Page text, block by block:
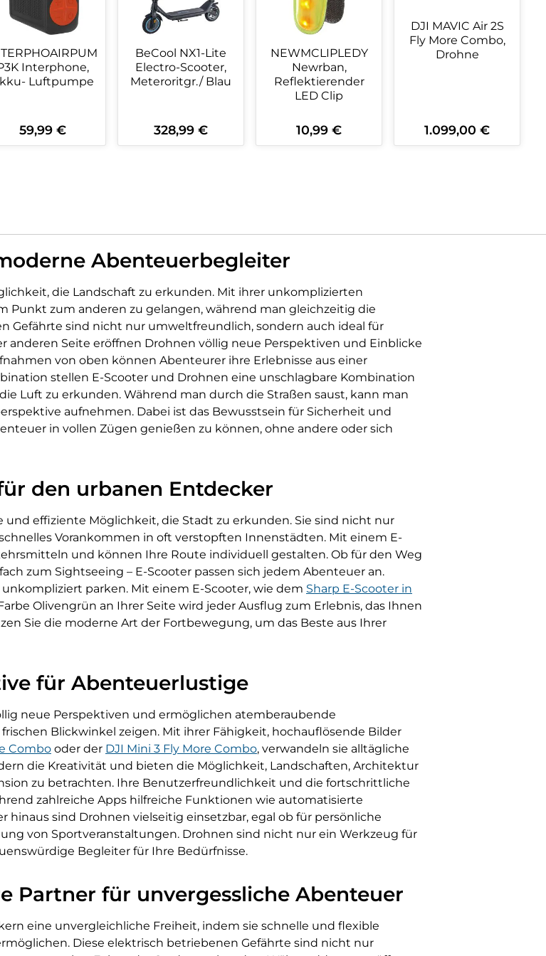
den gewünschten Wert ein oder benutze die Schaltflächen
Interphone,
Luftpumpe
Regulärer Preis:
59,99 €
Anzahl: Gib den gewünschten Wert ein oder benutze
BeCool NX1-Lite
Electro-Scooter,
Meteroritgr./ Blau
Regulärer Preis:
328,99 €
NEWMCLIPLEDY
Newrban,
Reflektierender
LED Clip
Regulärer Preis:
10,99 €
DJI MAVIC Air 2S
Fly More Combo,
Drohne
Regulärer Preis:
1.099,00 €
Abenteuerbegleiter
die Landschaft zu erkunden. Mit ihrer unkomplizierten
Punkt zum anderen zu gelangen, während man gleichzeitig die
Gefährte sind nicht nur umweltfreundlich, sondern auch ideal für
Seite eröffnen Drohnen völlig neue Perspektiven und Einblicke
von oben können Abenteurer ihre Erlebnisse aus einer
stellen E-Scooter und Drohnen eine unschlagbare Kombination
Luft zu erkunden. Während man durch die Straßen saust, kann man
aufnehmen. Dabei ist das Bewusstsein für Sicherheit und
in vollen Zügen genießen zu können, ohne andere oder sich
den urbanen Entdecker
effiziente Möglichkeit, die Stadt zu erkunden. Sie sind nicht nur
Vorankommen in oft verstopften Innenstädten. Mit einem E-
und können Ihre Route individuell gestalten. Ob für den Weg
zum Sightseeing – E-Scooter passen sich jedem Abenteuer an.
parken. Mit einem E-Scooter, wie dem Sharp E-Scooter in
Olivengrün an Ihrer Seite wird jeder Ausflug zum Erlebnis, das Ihnen
Sie die moderne Art der Fortbewegung, um das Beste aus Ihrer
für Abenteuerlustige
neue Perspektiven und ermöglichen atemberaubende
Blickwinkel zeigen. Mit ihrer Fähigkeit, hochauflösende Bilder
Combo oder der DJI Mini 3 Fly More Combo, verwandeln sie alltägliche
die Kreativität und bieten die Möglichkeit, Landschaften, Architektur
zu betrachten. Ihre Benutzerfreundlichkeit und die fortschrittliche
zahlreiche Apps hilfreiche Funktionen wie automatisierte
sind Drohnen vielseitig einsetzbar, egal ob für persönliche
von Sportveranstaltungen. Drohnen sind nicht nur ein Werkzeug für
Begleiter für Ihre Bedürfnisse.
Partner für unvergessliche Abenteuer
eine unvergleichliche Freiheit, indem sie schnelle und flexible
Diese elektrisch betriebenen Gefährte sind nicht nur